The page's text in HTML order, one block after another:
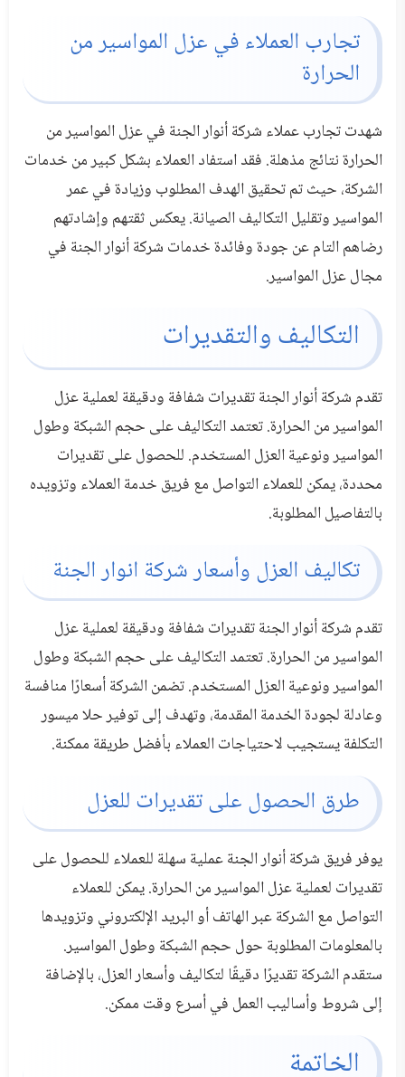
تجارب العملاء في عزل المواسير من
الحرارة
شهدت تجارب عملاء شركة أنوار الجنة في عزل المواسير من
الحرارة نتائج مذهلة. فقد استفاد العملاء بشكل كبير من خدمات
الشركة، حيث تم تحقيق الهدف المطلوب وزيادة في عمر
المواسير وتقليل التكاليف الصيانة. يعكس ثقتهم وإشادتهم
رضاهم التام عن جودة وفائدة خدمات شركة أنوار الجنة في
مجال عزل المواسير.
التكاليف والتقديرات
تقدم شركة أنوار الجنة تقديرات شفافة ودقيقة لعملية عزل
المواسير من الحرارة. تعتمد التكاليف على حجم الشبكة وطول
المواسير ونوعية العزل المستخدم. للحصول على تقديرات
محددة، يمكن للعملاء التواصل مع فريق خدمة العملاء وتزويده
بالتفاصيل المطلوبة.
تكاليف العزل وأسعار شركة انوار الجنة
تقدم شركة أنوار الجنة تقديرات شفافة ودقيقة لعملية عزل
المواسير من الحرارة. تعتمد التكاليف على حجم الشبكة وطول
المواسير ونوعية العزل المستخدم. تضمن الشركة أسعارًا منافسة
وعادلة لجودة الخدمة المقدمة، وتهدف إلى توفير حلا ميسور
التكلفة يستجيب لاحتياجات العملاء بأفضل طريقة ممكنة.
طرق الحصول على تقديرات للعزل
يوفر فريق شركة أنوار الجنة عملية سهلة للعملاء للحصول على
تقديرات لعملية عزل المواسير من الحرارة. يمكن للعملاء
التواصل مع الشركة عبر الهاتف أو البريد الإلكتروني وتزويدها
بالمعلومات المطلوبة حول حجم الشبكة وطول المواسير.
ستقدم الشركة تقديرًا دقيقًا لتكاليف وأسعار العزل، بالإضافة
إلى شروط وأساليب العمل في أسرع وقت ممكن.
الخاتمة